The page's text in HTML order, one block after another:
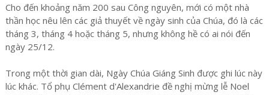
Cho đến khoảng năm 200 sau Công nguyên, mới có một nhà
thần học nêu lên các giả thuyết về ngày sinh của Chúa, đó là các
tháng 3, tháng 4 hoặc tháng 5, nhưng không hề có ai nói đến
ngày 25/12.
Trong một thời gian dài, Ngày Chúa Giáng Sinh được ghi lúc này
lúc khác. Tổ phụ Clément d'Alexandrie đề nghị mừng lễ Noel